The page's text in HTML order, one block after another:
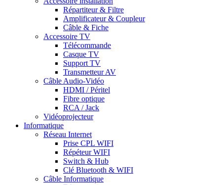
Répartiteur & Filtre
Amplificateur & Coupleur
Câble & Fiche
Accessoire TV
Télécommande
Casque TV
Support TV
Transmetteur AV
Câble Audio-Vidéo
HDMI / Péritel
Fibre optique
RCA / Jack
Vidéoprojecteur
Informatique
Réseau Internet
Prise CPL WIFI
Répéteur WIFI
Switch & Hub
Clé Bluetooth & WIFI
Câble Informatique